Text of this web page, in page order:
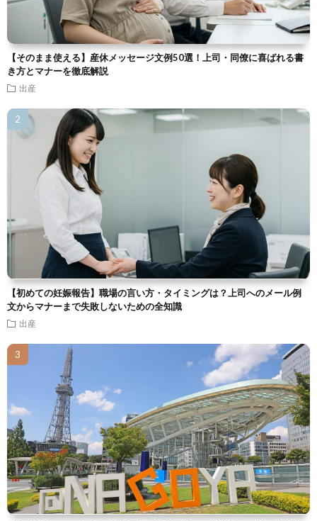
【そのまま使える】産休メッセージ文例50選！上司・同僚に喜ばれる書
き方とマナーを徹底解説
出産
【初めての妊娠報告】職場の言い方・タイミングは？上司へのメール例
文からマナーまで失敗しないための全知識
出産